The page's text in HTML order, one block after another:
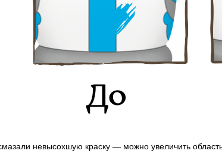
невысохшую краску — можно увеличить